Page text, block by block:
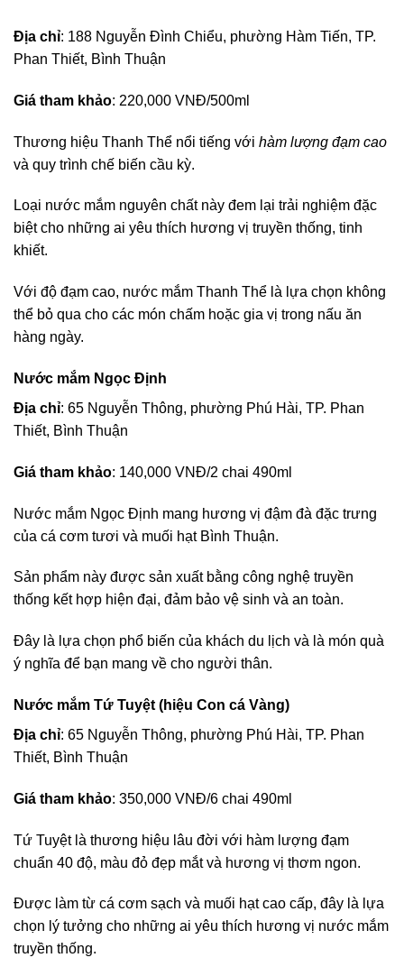
Địa chỉ: 188 Nguyễn Đình Chiểu, phường Hàm Tiến, TP.
Phan Thiết, Bình Thuận
Giá tham khảo: 220,000 VNĐ/500ml
Thương hiệu Thanh Thể nổi tiếng với hàm lượng đạm cao
và quy trình chế biến cầu kỳ.
Loại nước mắm nguyên chất này đem lại trải nghiệm đặc
biệt cho những ai yêu thích hương vị truyền thống, tinh
khiết.
Với độ đạm cao, nước mắm Thanh Thể là lựa chọn không
thể bỏ qua cho các món chấm hoặc gia vị trong nấu ăn
hàng ngày.
Nước mắm Ngọc Định
Địa chỉ: 65 Nguyễn Thông, phường Phú Hài, TP. Phan
Thiết, Bình Thuận
Giá tham khảo: 140,000 VNĐ/2 chai 490ml
Nước mắm Ngọc Định mang hương vị đậm đà đặc trưng
của cá cơm tươi và muối hạt Bình Thuận.
Sản phẩm này được sản xuất bằng công nghệ truyền
thống kết hợp hiện đại, đảm bảo vệ sinh và an toàn.
Đây là lựa chọn phổ biến của khách du lịch và là món quà
ý nghĩa để bạn mang về cho người thân.
Nước mắm Tứ Tuyệt (hiệu Con cá Vàng)
Địa chỉ: 65 Nguyễn Thông, phường Phú Hài, TP. Phan
Thiết, Bình Thuận
Giá tham khảo: 350,000 VNĐ/6 chai 490ml
Tứ Tuyệt là thương hiệu lâu đời với hàm lượng đạm
chuẩn 40 độ, màu đỏ đẹp mắt và hương vị thơm ngon.
Được làm từ cá cơm sạch và muối hạt cao cấp, đây là lựa
chọn lý tưởng cho những ai yêu thích hương vị nước mắm
truyền thống.